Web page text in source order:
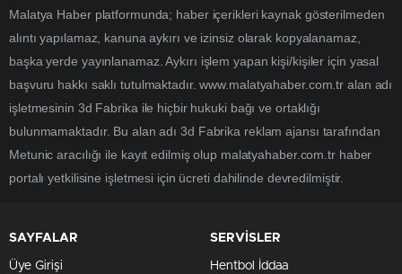
Malatya Haber platformunda; haber içerikleri kaynak gösterilmeden
alıntı yapılamaz, kanuna aykırı ve izinsiz olarak kopyalanamaz,
başka yerde yayınlanamaz. Aykırı işlem yapan kişi/kişiler için yasal
başvuru hakkı saklı tutulmaktadır. www.malatyahaber.com.tr alan adı
işletmesinin 3d Fabrika ile hiçbir hukuki bağı ve ortaklığı
bulunmamaktadır. Bu alan adı 3d Fabrika reklam ajansı tarafından
Metunic aracılığı ile kayıt edilmiş olup malatyahaber.com.tr haber
portalı yetkilisine işletmesi için ücreti dahilinde devredilmiştir.
SAYFALAR
Üye Girişi
SERVİSLER
Hentbol İddaa